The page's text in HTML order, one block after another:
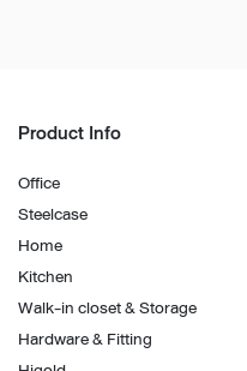
Product Info
Office
Steelcase
Home
Kitchen
Walk-in closet & Storage
Hardware & Fitting